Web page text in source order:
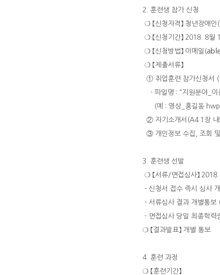
2. 훈련생 참가 신청
❍ 【신청자격】 청년장애
❍ 【신청기간】 2018. 8
❍ 【신청방법】 이메일(
❍ 【제출서류】
① 취업훈련 참가신청서 (
- 파일명 : “지원분야_이
(예 : 영상_홍길동.hwp
② 자기소개서(A4 1장 내
③ 개인정보 수집, 조회 및
3. 훈련생 선발
❍ 【서류/면접심사】
- 신청서 접수 즉시 심사
- 서류심사 결과 개별통보
- 면접심사 당일 최종학력
❍ 【결과발표】 개별 통보
4. 훈련 과정
❍ 【훈련기간】